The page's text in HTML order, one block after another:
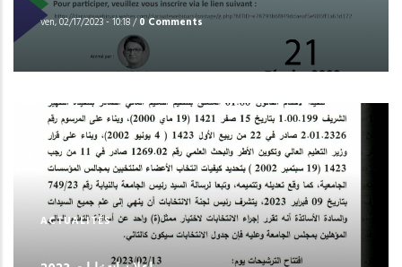
ven, 02/17/2023 - 10:18/0 Comments
ACTUALITÉS